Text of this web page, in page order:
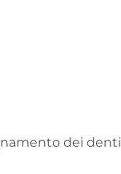
dei denti